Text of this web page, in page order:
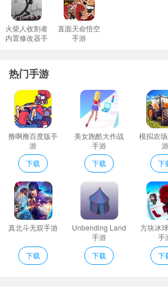
火柴人收割者
内置修改器手
直面天命悟空
手游
热门手游
撸啊撸百度版手
游
下载
美女跑酷大作战
手游
下载
模拟农
游
下
真北斗无双手游
下载
Unbending Land
手游
下载
方块冰
手
下